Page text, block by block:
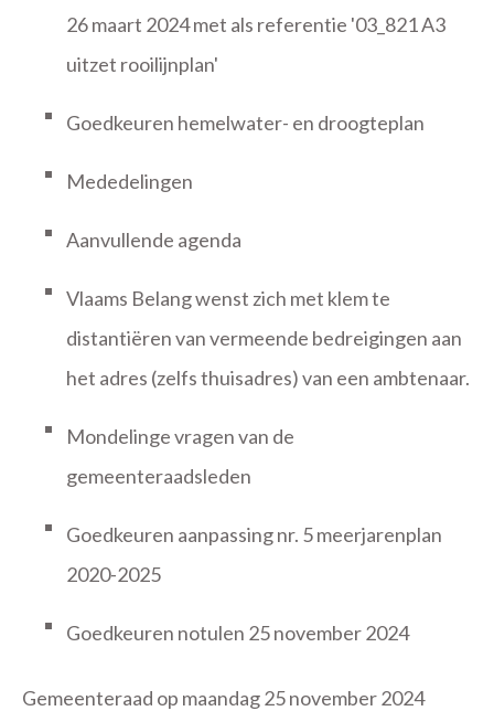
26 maart 2024 met als referentie '03_821 A3
uitzet rooilijnplan'
Goedkeuren hemelwater- en droogteplan
Mededelingen
Aanvullende agenda
Vlaams Belang wenst zich met klem te
distantiëren van vermeende bedreigingen aan
het adres (zelfs thuisadres) van een ambtenaar.
Mondelinge vragen van de
gemeenteraadsleden
Goedkeuren aanpassing nr. 5 meerjarenplan
2020-2025
Goedkeuren notulen 25 november 2024
Gemeenteraad op maandag 25 november 2024